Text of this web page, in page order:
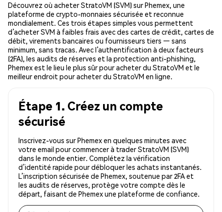
Découvrez où acheter StratoVM (SVM) sur Phemex, une
plateforme de crypto-monnaies sécurisée et reconnue
mondialement. Ces trois étapes simples vous permettent
d’acheter SVM à faibles frais avec des cartes de crédit, cartes de
débit, virements bancaires ou fournisseurs tiers — sans
minimum, sans tracas. Avec l’authentification à deux facteurs
(2FA), les audits de réserves et la protection anti-phishing,
Phemex est le lieu le plus sûr pour acheter du StratoVM et le
meilleur endroit pour acheter du StratoVM en ligne.
Étape 1. Créez un compte
sécurisé
Inscrivez-vous sur Phemex en quelques minutes avec
votre email pour commencer à trader StratoVM (SVM)
dans le monde entier. Complétez la vérification
d’identité rapide pour débloquer les achats instantanés.
L’inscription sécurisée de Phemex, soutenue par 2FA et
les audits de réserves, protège votre compte dès le
départ, faisant de Phemex une plateforme de confiance.